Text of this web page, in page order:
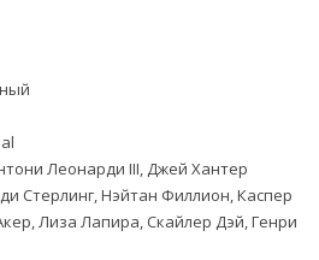
Леонарди III, Джей Хантер
Стерлинг, Нэйтан Филлион, Каспер
Лиза Лапира, Скайлер Дэй, Генри